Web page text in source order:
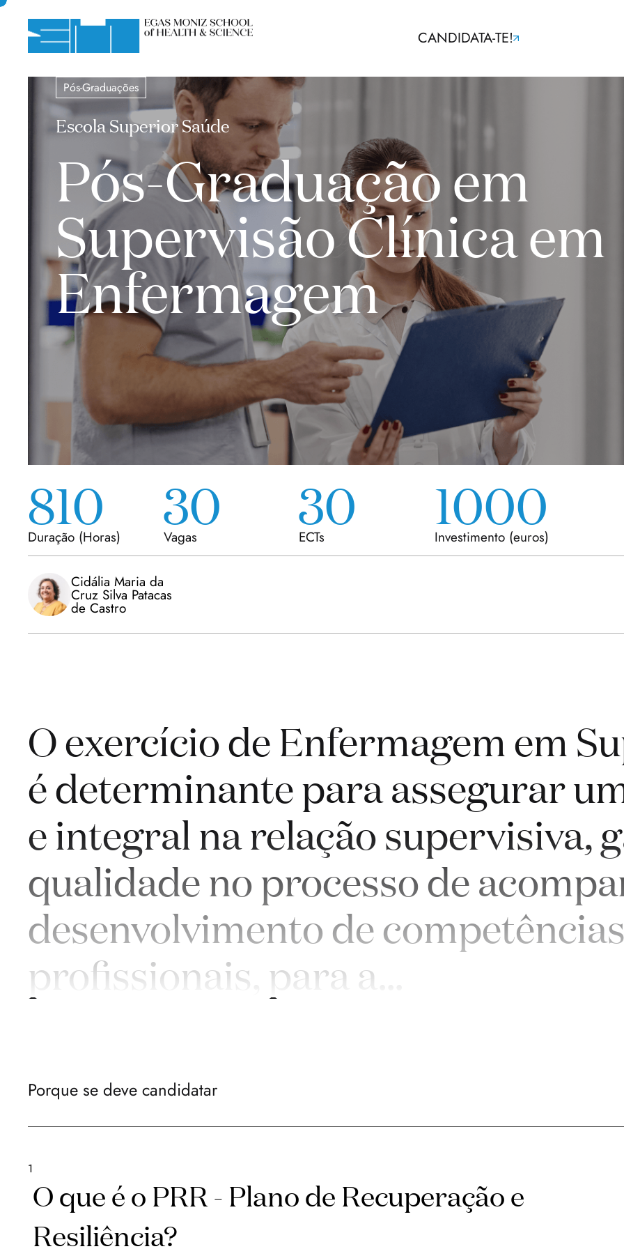
CANDIDATA-TE!
Pós-Graduações
Escola Superior Saúde
Pós-Graduação em
Supervisão Clínica em
Enfermagem
810
Duração (Horas)
30
Vagas
30
ECTs
1000
Investimento(euros)
Cidália Maria da
Cruz Silva Patacas
de Castro
O exercício de Enfermagem em
é determinante para assegurar
e integral na relação supervisiva,
qualidade no processo de
desenvolvimento de
profissionais, para a
Porque se deve candidatar
1
O que é o PRR - Plano de Recuperação e
Resiliência?